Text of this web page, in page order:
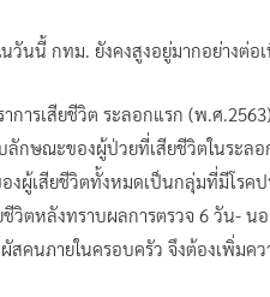
วันนี้ กทม. ยังคงสูงอยู่มากอย่างต่อ
าการเสียชีวิต ระลอกแรก (พ.ศ
ลักษณะของผู้ป่วยที่เสียชีวิตในระล
งผู้เสียชีวิตทั้งหมดเป็นกลุ่มที่มีโรค
ชีวิตหลังทราบผลการตรวจ 6 วัน-
สคนภายในครอบครัว จึงต้องเพิ่มค